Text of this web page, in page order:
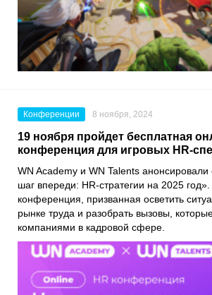
Конференции 8 ноября, 2024
19 ноября пройдет бесплатная
конференция для игровых HR-
WN Academy и WN Talents
шаг впереди: HR-стратегии на 2025
конференция, призванная осветить
рынке труда и разобрать вызовы,
компаниями в кадровой сфере.